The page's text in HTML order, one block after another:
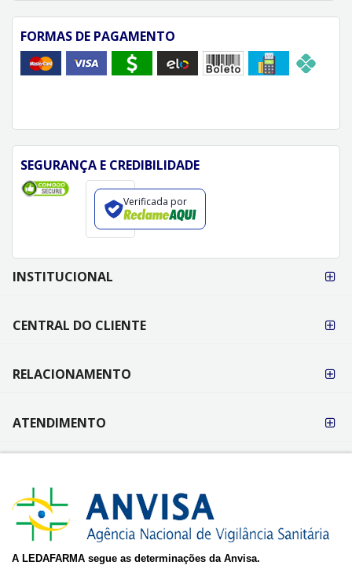
FORMAS DE PAGAMENTO
SEGURANÇA E CREDIBILIDADE
Verificada por
FORMAS DE
PAGAMENTO
INSTITUCIONAL
CENTRAL DO CLIENTE
RELACIONAMENTO
ATENDIMENTO
A LEDAFARMA segue as determinações da Anvisa.